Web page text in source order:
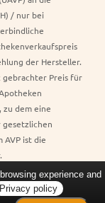
/ nur bei
der Hersteller.
gebrachter Preis für
dem eine
gesetzlichen
AVP ist die
experience and
Privacy policy